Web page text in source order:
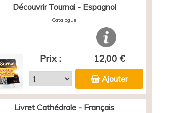
Découvrir Tournai - Espagnol
Catalogue
Prix : 12,00 €
Ajouter
Livret Cathédrale - Français